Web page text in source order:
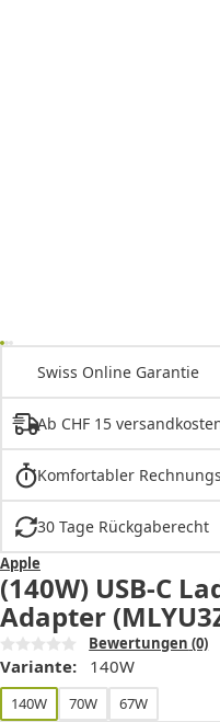
Swiss Online Garantie
Ab CHF 15
Komfortabler
30 Tage Rückgaberecht
Apple
(140W) USB-C
Adapter
Bewertungen (0)
Variante: 140W
140W 70W 67W